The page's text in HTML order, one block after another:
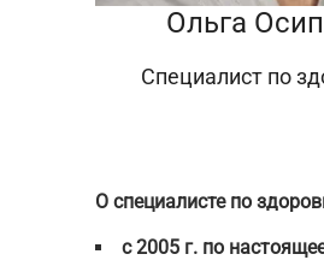
Ольга
Специалист по
О специалисте по
с 2005 г. по